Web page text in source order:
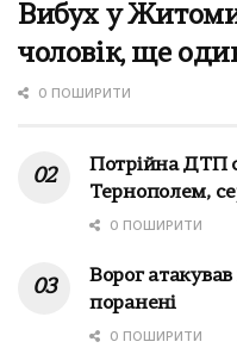
Вибух у
чоловік, ще
0 ПОШИРИТИ
Потрійна ДТП
Тернополем,
0 ПОШИРИТИ
Ворог
поранені
0 ПОШИРИТИ